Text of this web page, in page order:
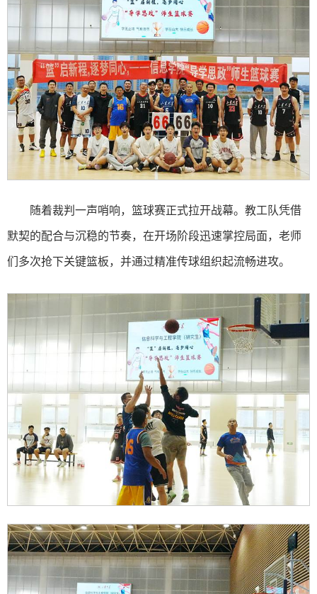
随着裁判一声哨响，篮球赛正式拉开战幕。教工队凭借
默契的配合与沉稳的节奏，在开场阶段迅速掌控局面，老师
们多次抢下关键篮板，并通过精准传球组织起流畅进攻。